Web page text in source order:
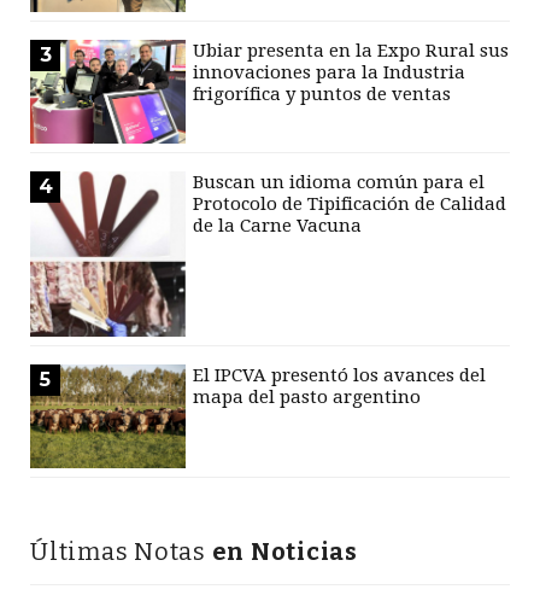
3
Ubiar presenta en la Expo Rural sus
innovaciones para la Industria
frigorífica y puntos de ventas
4
Buscan un idioma común para el
Protocolo de Tipificación de Calidad
de la Carne Vacuna
5
El IPCVA presentó los avances del
mapa del pasto argentino
Últimas Notas en Noticias